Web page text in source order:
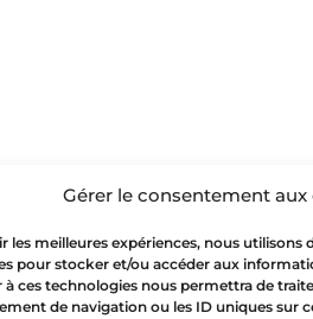
Gérer le consentement aux
les meilleures expériences, nous utilisons
pour stocker et/ou accéder aux
ces technologies nous permettra de
de navigation ou les ID uniques sur